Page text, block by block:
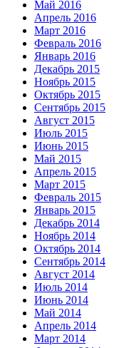
Май 2016
Апрель 2016
Март 2016
Февраль 2016
Январь 2016
Декабрь 2015
Ноябрь 2015
Октябрь 2015
Сентябрь 2015
Август 2015
Июль 2015
Июнь 2015
Май 2015
Апрель 2015
Март 2015
Февраль 2015
Январь 2015
Декабрь 2014
Ноябрь 2014
Октябрь 2014
Сентябрь 2014
Август 2014
Июль 2014
Июнь 2014
Май 2014
Апрель 2014
Март 2014